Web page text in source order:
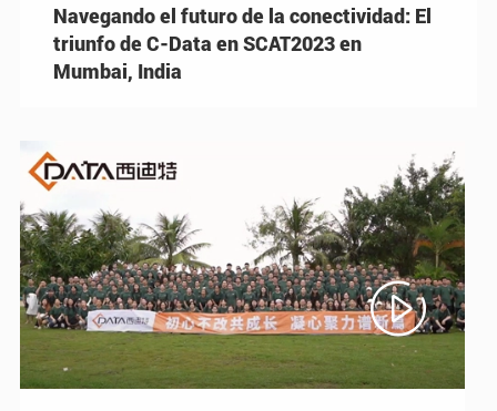
Navegando el futuro de la conectividad: El
triunfo de C-Data en SCAT2023 en
Mumbai, India
